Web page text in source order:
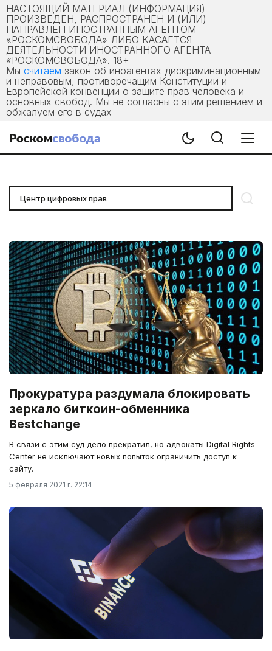
НАСТОЯЩИЙ МАТЕРИАЛ (ИНФОРМАЦИЯ)
ПРОИЗВЕДЕН, РАСПРОСТРАНЕН И (ИЛИ)
НАПРАВЛЕН ИНОСТРАННЫМ АГЕНТОМ
«РОСКОМСВОБОДА» ЛИБО КАСАЕТСЯ
ДЕЯТЕЛЬНОСТИ ИНОСТРАННОГО АГЕНТА
«РОСКОМСВОБОДА». 18+
Мы считаем закон об иноагентах дискриминационным
и неправовым, противоречащим Конституции и
Европейской конвенции о защите прав человека и
основных свобод. Мы не согласны с этим решением и
обжалуем его в судах
Прокуратура раздумала блокировать
зеркало биткоин-обменника
Bestchange
В связи с этим суд дело прекратил, но адвокаты Digital Rights
Center не исключают новых попыток ограничить доступ к
сайту.
5 февраля 2021 г. 22:14